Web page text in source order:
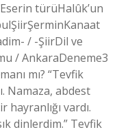
türüHalûk’un
/ -ŞiirDil ve
/ AnkaraDeneme3
mı? “Tevfik
Namaza, abdest
vardı.
dinlerdim.” Tevfik